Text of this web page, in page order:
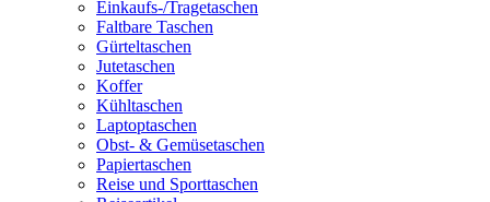
Einkaufs-/Tragetaschen
Faltbare Taschen
Gürteltaschen
Jutetaschen
Koffer
Kühltaschen
Laptoptaschen
Obst- & Gemüsetaschen
Papiertaschen
Reise und Sporttaschen